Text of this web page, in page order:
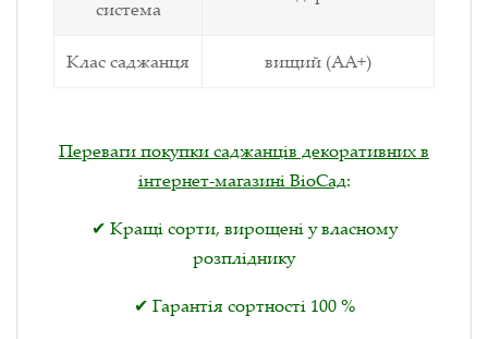
система
Клас саджанця вищий (АА+)
Переваги покупки саджанців декоративних в
інтернет-магазині ВіоСад:
✔ Кращі сорти, вирощені у власному
розпліднику
✔ Гарантія сортності 100 %